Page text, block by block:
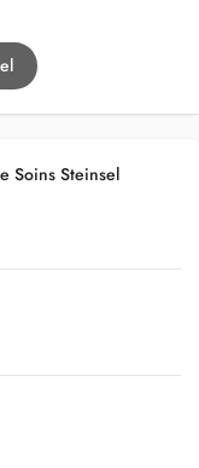
Soins Steinsel